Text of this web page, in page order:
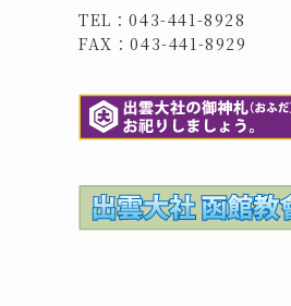
TEL：043-441-8928
FAX：043-441-8929